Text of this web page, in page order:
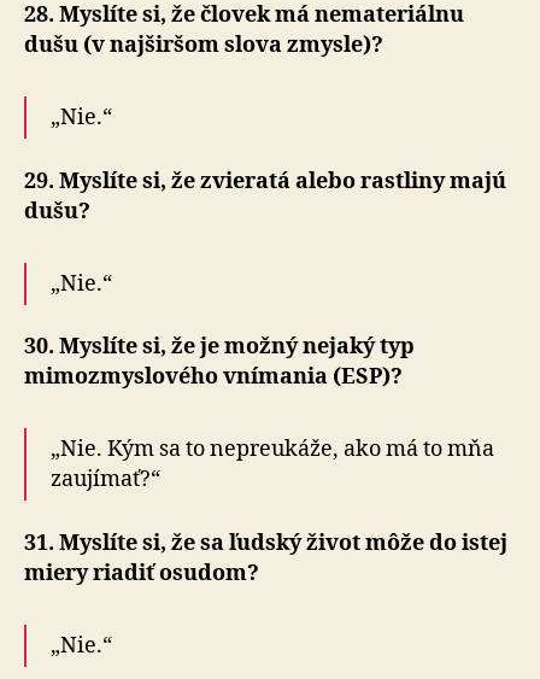
28. Myslíte si, že človek má nemateriálnu
dušu (v najširšom slova zmysle)?
„Nie.“
29. Myslíte si, že zvieratá alebo rastliny majú
dušu?
„Nie.“
30. Myslíte si, že je možný nejaký typ
mimozmyslového vnímania (ESP)?
„Nie. Kým sa to nepreukáže, ako má to mňa
zaujímať?“
31. Myslíte si, že sa ľudský život môže do istej
miery riadiť osudom?
„Nie.“